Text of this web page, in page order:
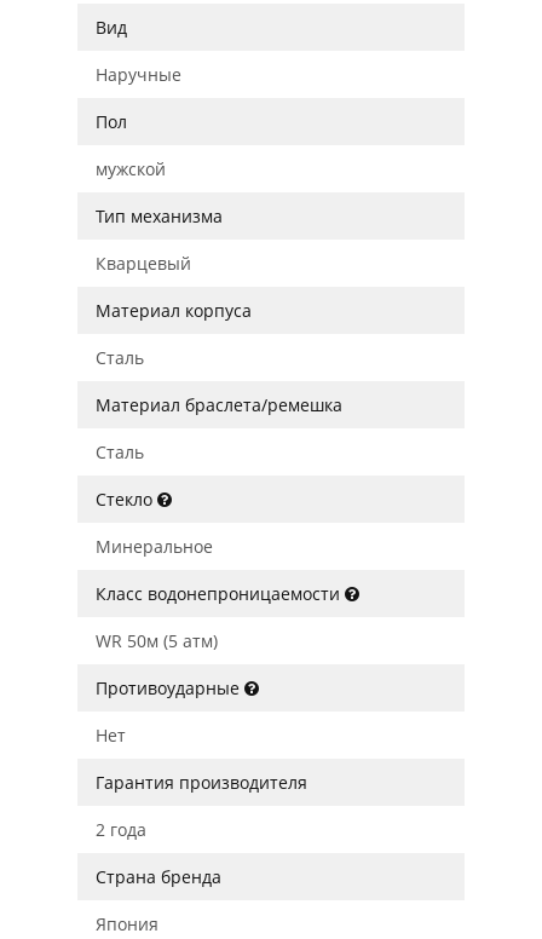
Вид
Наручные
Пол
мужской
Тип механизма
Кварцевый
Материал корпуса
Сталь
Материал браслета/ремешка
Сталь
Стекло
Минеральное
Класс водонепроницаемости
WR 50м (5 атм)
Противоударные
Нет
Гарантия производителя
2 года
Страна бренда
Япония